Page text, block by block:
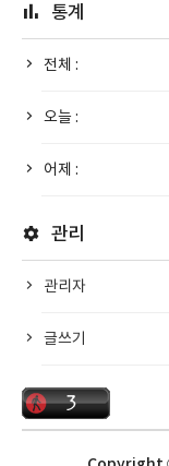
통계
전체 :
오늘 :
어제 :
관리
관리자
글쓰기